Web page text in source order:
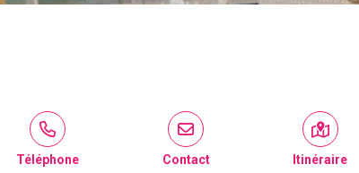
Téléphone Contact Itinéraire